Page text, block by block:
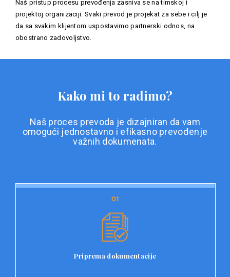
Naš pristup procesu prevođenja zasniva se na timskoj i
projektoj organizaciji. Svaki prevod je projekat za sebe i cilj je
da sa svakim klijentom uspostavimo partnerski odnos, na
obostrano zadovoljstvo.
Kako mi to radimo?
Naš proces prevoda je dizajniran da vam
omogući jednostavno i efikasno prevođenje
važnih dokumenata.
01
Priprema dokumentacije
01
Prvi korak u našem procesu prevoda je priprema
dokumentacije. Korisnici jednostavno učitavaju svoje
dokumenta, kao i specifične zahtjeve za prevod.